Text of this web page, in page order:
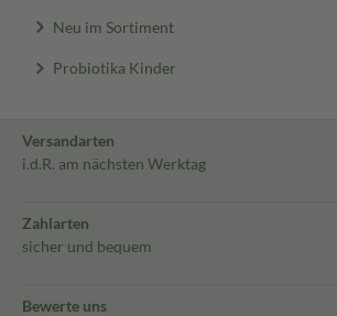
Neu im Sortiment
Probiotika Kinder
Versandarten
i.d.R. am nächsten Werktag
Zahlarten
sicher und bequem
Bewerte uns